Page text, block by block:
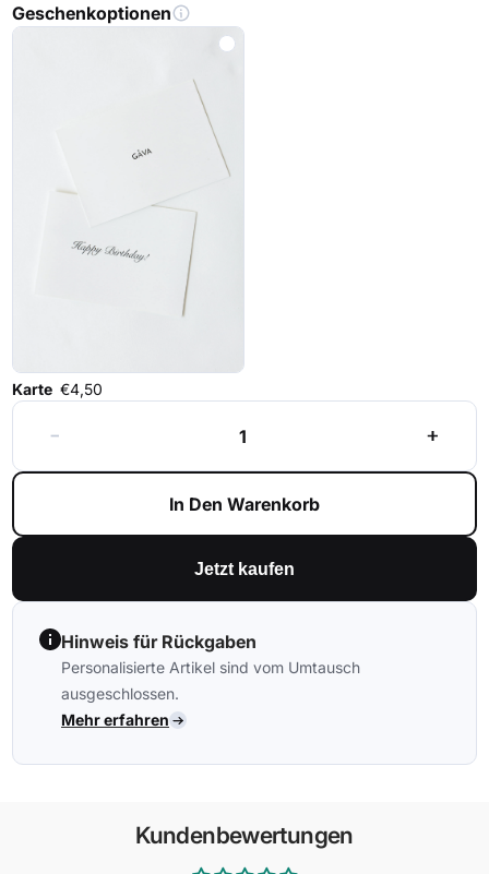
Geschenkoptionen
Karte €4,50
In Den Warenkorb
Jetzt kaufen
Hinweis für Rückgaben
Personalisierte Artikel sind vom Umtausch
ausgeschlossen.
Mehr erfahren
Kundenbewertungen